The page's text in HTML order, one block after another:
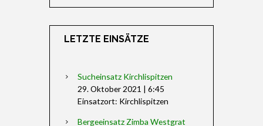
LETZTE EINSÄTZE
Sucheinsatz Kirchlispitzen
29. Oktober 2021 | 6:45
Einsatzort: Kirchlispitzen
Bergeeinsatz Zimba Westgrat